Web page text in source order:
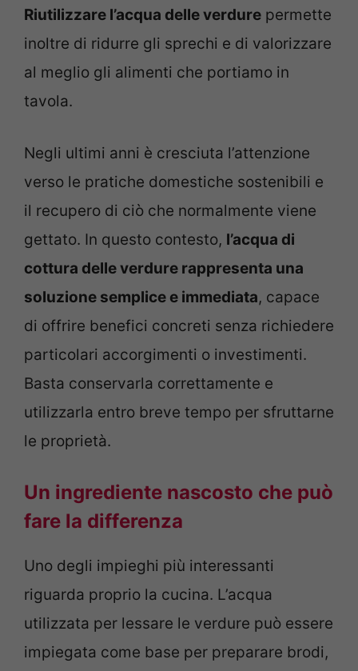
Riutilizzare l’acqua delle verdure permette
inoltre di ridurre gli sprechi e di valorizzare
al meglio gli alimenti che portiamo in
tavola.
Negli ultimi anni è cresciuta l’attenzione
verso le pratiche domestiche sostenibili e
il recupero di ciò che normalmente viene
gettato. In questo contesto, l’acqua di
cottura delle verdure rappresenta una
soluzione semplice e immediata, capace
di offrire benefici concreti senza richiedere
particolari accorgimenti o investimenti.
Basta conservarla correttamente e
utilizzarla entro breve tempo per sfruttarne
le proprietà.
Un ingrediente nascosto che può
fare la differenza
Uno degli impieghi più interessanti
riguarda proprio la cucina. L’acqua
utilizzata per lessare le verdure può essere
impiegata come base per preparare brodi,